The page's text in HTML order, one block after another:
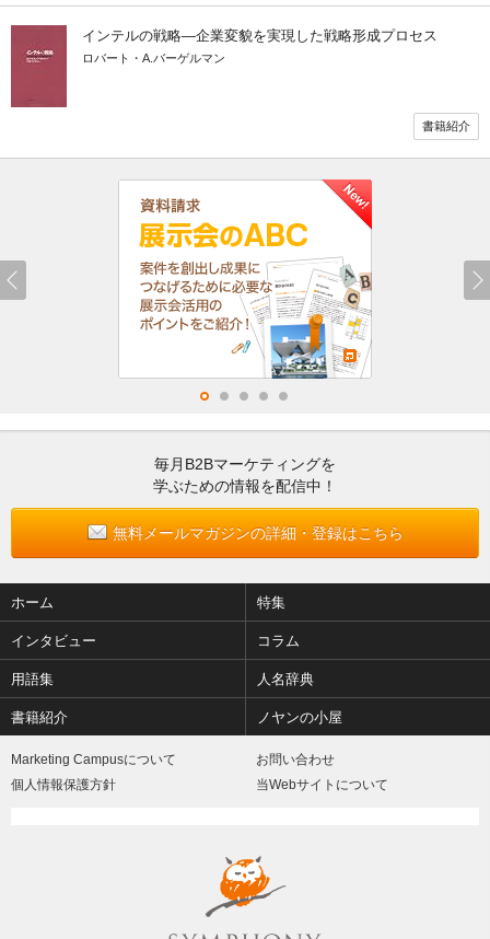
インテルの戦略―企業変貌を実現した戦略形成プロセス
ロバート・A.バーゲルマン
書籍紹介
毎月B2Bマーケティングを
学ぶための情報を配信中！
無料メールマガジンの詳細・登録はこちら
ホーム 特集
インタビュー コラム
用語集 人名辞典
書籍紹介 ノヤンの小屋
Marketing Campusについて
お問い合わせ
個人情報保護方針
当Webサイトについて